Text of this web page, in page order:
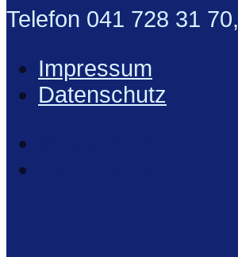
Telefon 041 728 31 70,
Impressum
Datenschutz